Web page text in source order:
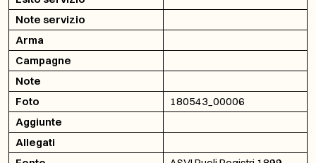
Note servizio
Arma
Campagne
Note
Foto
180543_00006
Aggiunte
Allegati